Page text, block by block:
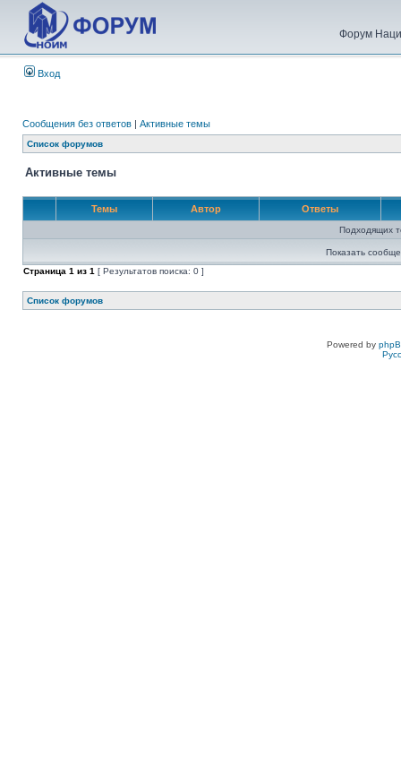
Форум
Вход
Сообщения без ответов | Активные темы
Список форумов
Активные темы
Темы Автор Ответы
Подходящих
Показать
Страница 1 из 1 [ Результатов поиска: 0 ]
Список форумов
Powered by